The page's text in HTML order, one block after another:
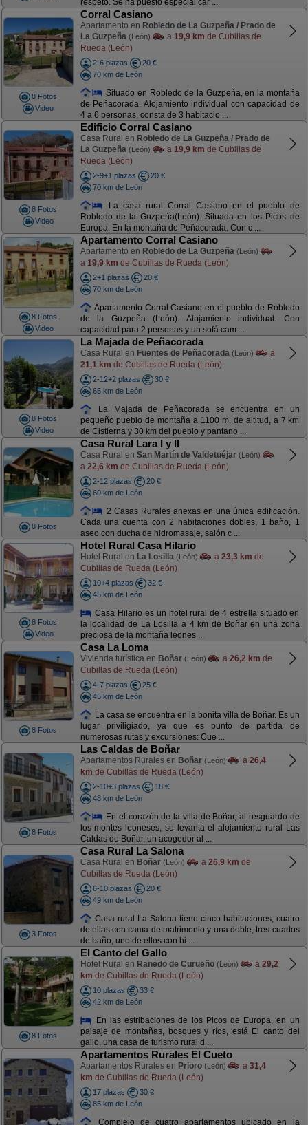
respeto. Se ha puesto especial car ...
8 Fotos
Video
Corral Casiano
Apartamento en Robledo de La Guzpeña / Prado de
La Guzpeña (León) a 19,9 km de Cubillas de
Rueda (León)
2-6 plazas
20 €
70 km de León
Situado en Robledo de la Guzpeña, en la montaña
de Peñacorada. Alojamiento individual con capacidad de
4 a 6 personas, consta de 3 habitacio ...
8 Fotos
Video
Edificio Corral Casiano
Casa Rural en Robledo de La Guzpeña / Prado de
La Guzpeña (León) a 19,9 km de Cubillas de
Rueda (León)
2-9+1 plazas
20 €
70 km de León
La casa rural Corral Casiano en el pueblo de
Robledo de la Guzpeña(León). Situada en los Picos de
Europa. En la montaña de Peñacorada. Con c ...
8 Fotos
Video
Apartamento Corral Casiano
Apartamento en Robledo de La Guzpeña (León)
a 19,9 km de Cubillas de Rueda (León)
2+1 plazas
20 €
70 km de León
Apartamento Corral Casiano en el pueblo de Robledo
de la Guzpeña (León). Alojamiento individual. Con
capacidad para 2 personas y un sofá cam ...
8 Fotos
Video
La Majada de Peñacorada
Casa Rural en Fuentes de Peñacorada (León)
a
21,1 km de Cubillas de Rueda (León)
2-12+2 plazas
30 €
65 km de León
La Majada de Peñacorada se encuentra en un
pequeño pueblo de montaña a 1100 m. de altitud, a 7 km
de Cistierna y 30 km del pueblo y pantano ...
8 Fotos
Casa Rural Lara I y II
Casa Rural en San Martín de Valdetuéjar (León)
a 22,6 km de Cubillas de Rueda (León)
2-12 plazas
20 €
60 km de León
2 Casas Rurales anexas en una única edificación.
Cada una cuenta con 2 habitaciones dobles, 1 baño, 1
aseo con ducha de hidromasaje, salón c ...
8 Fotos
Video
Hotel Rural Casa Hilario
Hotel Rural en La Losilla (León) a 23,3 km de
Cubillas de Rueda (León)
10+4 plazas
32 €
45 km de León
Casa Hilario es un hotel rural de 4 estrella situado en
la localidad de La Losilla a 4 km de Boñar en una zona
preciosa de la montaña leones ...
8 Fotos
Casa La Loma
Vivienda turística en Boñar (León) a 26,2 km de
Cubillas de Rueda (León)
4-7 plazas
25 €
45 km de León
La casa se encuentra en la bonita villa de Boñar. Es un
lugar priviligiado, ya que es punto de partida de
numerosas rutas y excursiones: Cue ...
8 Fotos
Las Caldas de Boñar
Apartamentos Rurales en Boñar (León) a 26,4
km de Cubillas de Rueda (León)
2-10+3 plazas
18 €
48 km de León
En el corazón de la villa de Boñar, al resguardo de
los montes leoneses, se levanta el alojamiento rural Las
Caldas de Boñar, un acogedor al ...
3 Fotos
Casa Rural La Salona
Casa Rural en Boñar (León) a 26,9 km de
Cubillas de Rueda (León)
6-10 plazas
20 €
49 km de León
Casa rural La Salona tiene cinco habitaciones, cuatro
de ellas con cama de matrimonio y una doble, tres cuartos
de baño, uno de ellos con hi ...
8 Fotos
El Canto del Gallo
Hotel Rural en Ranedo de Curueño (León) a 29,2
km de Cubillas de Rueda (León)
10 plazas
33 €
42 km de León
En las estribaciones de los Picos de Europa, en un
paisaje de montañas, bosques y ríos, está El canto del
gallo, una casa de turismo rural d ...
Apartamentos Rurales El Cueto
Apartamentos Rurales en Prioro (León) a 31,4
km de Cubillas de Rueda (León)
17 plazas
30 €
85 km de León
Complejo de cuatro apartamentos ubicado en la